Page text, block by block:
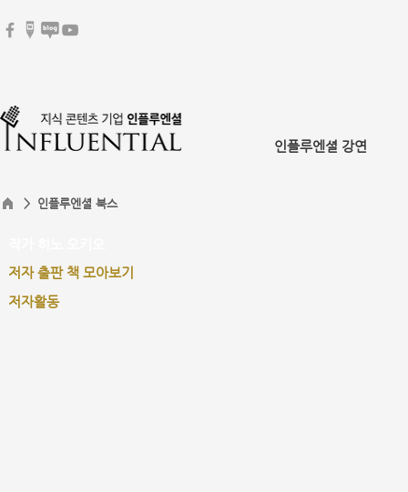
인플루엔셜 강연
> 인플루엔셜 북스
저자 출판 책 모아보기
저자활동